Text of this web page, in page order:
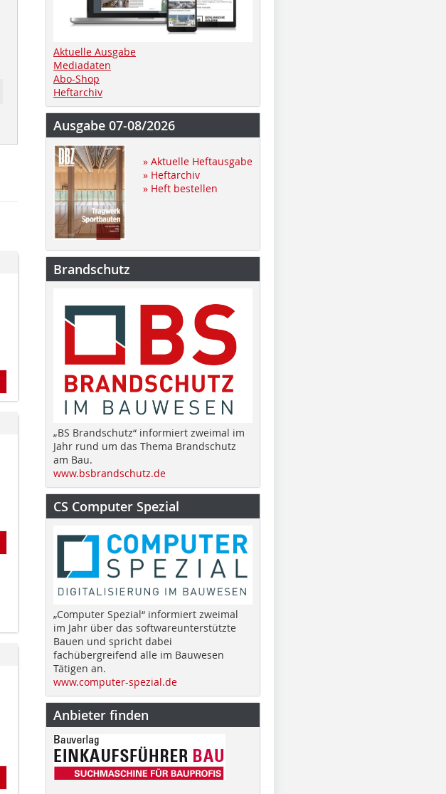
Aktuelle Ausgabe
Mediadaten
Abo-Shop
Heftarchiv
Ausgabe 07-08/2026
» Aktuelle Heftausgabe
» Heftarchiv
» Heft bestellen
Brandschutz
„BS Brandschutz“ informiert zweimal im
Jahr rund um das Thema Brandschutz
am Bau.
www.bsbrandschutz.de
CS Computer Spezial
„Computer Spezial“ informiert zweimal
im Jahr über das softwareunterstützte
Bauen und spricht dabei
fachübergreifend alle im Bauwesen
Tätigen an.
www.computer-spezial.de
Anbieter finden